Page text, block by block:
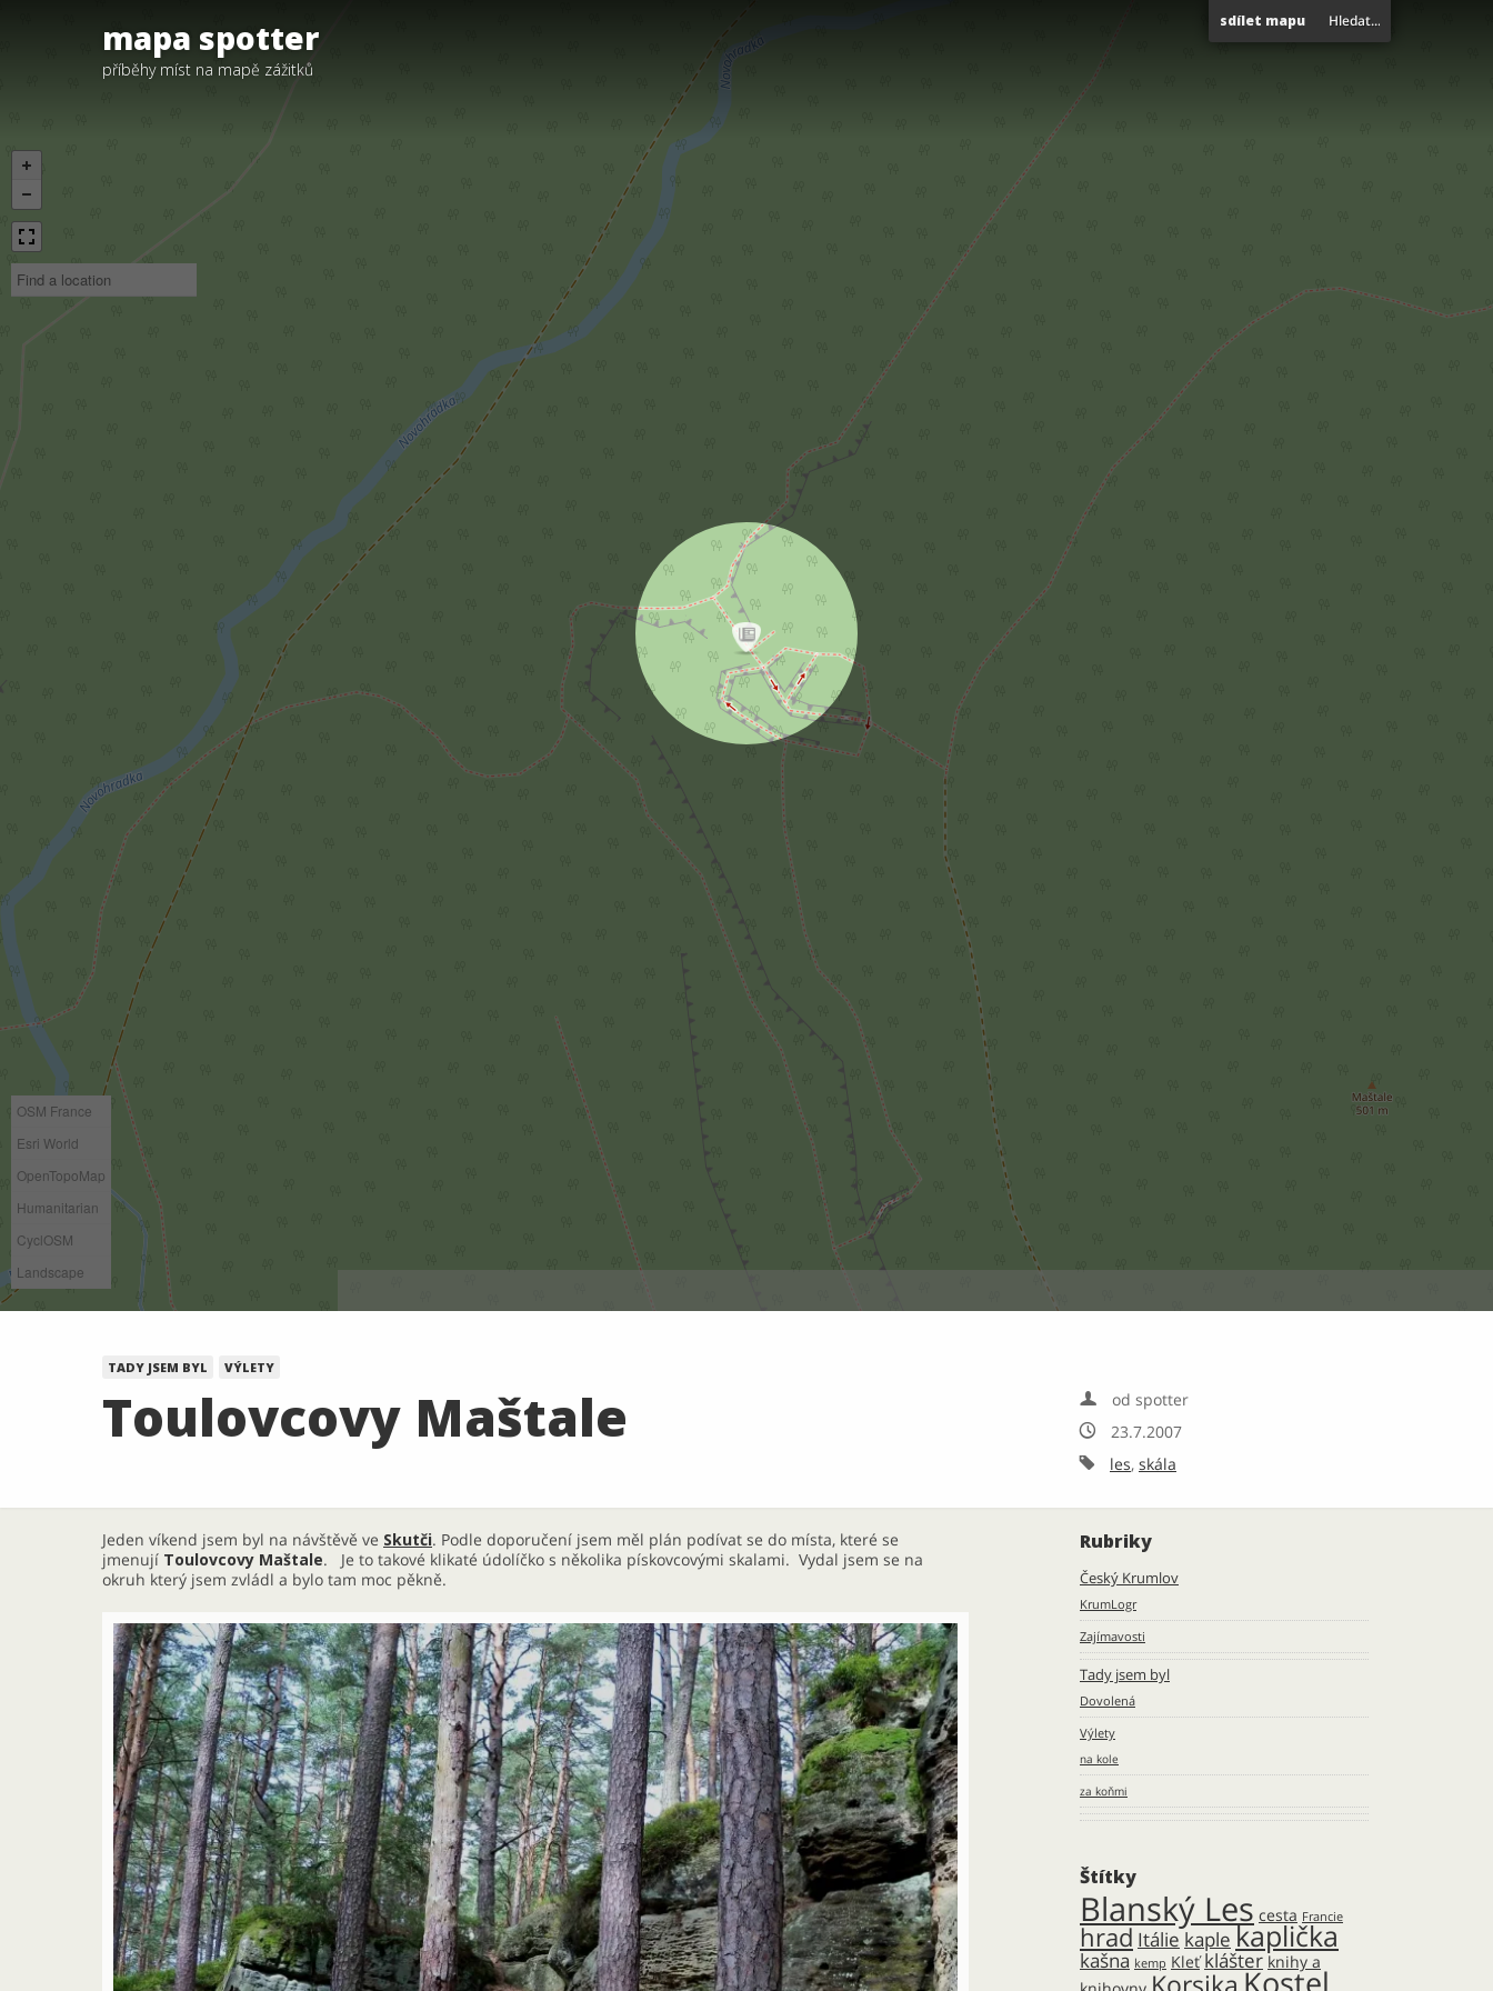
mapa spotter
příběhy míst na mapě zážitků
sdílet mapu
OSM France
Esri World
OpenTopoMap
Humanitarian
CyclOSM
Landscape
TADY JSEM BYL VÝLETY
Toulovcovy Maštale  od spotter
 23.7.2007
 les, skála
Jeden víkend jsem byl na návštěvě ve Skutči. Podle doporučení jsem měl plán podívat se do místa, které se
jmenují Toulovcovy Maštale. Je to takové klikaté údolíčko s několika pískovcovými skalami. Vydal jsem se na
okruh který jsem zvládl a bylo tam moc pěkně.
Rubriky
Český Krumlov
KrumLogr
Zajímavosti
Tady jsem byl
Dovolená
Výlety
na kole
za koňmi
Štítky
Blanský Les cesta Francie
hrad Itálie kaple kaplička
kašna kemp Kleť klášter knihy a